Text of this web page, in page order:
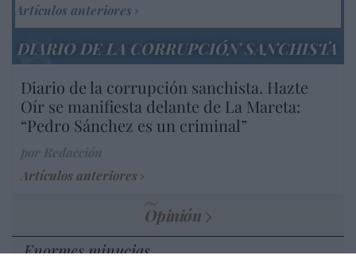
Artículos anteriores
DIARIO DE LA CORRUPCIÓN SANCHISTA
Diario de la corrupción sanchista. Hazte
Oír se manifiesta delante de La Mareta:
“Pedro Sánchez es un criminal”
Artículos anteriores
Opinión
Enormes minucias